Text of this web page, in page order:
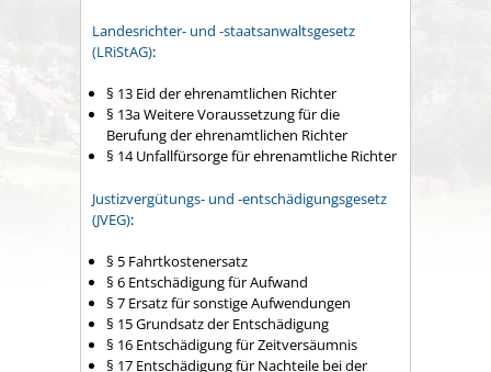
Landesrichter- und -staatsanwaltsgesetz
(LRiStAG):
§ 13 Eid der ehrenamtlichen Richter
§ 13a Weitere Voraussetzung für die
Berufung der ehrenamtlichen Richter
§ 14 Unfallfürsorge für ehrenamtliche Richter
Justizvergütungs- und -entschädigungsgesetz
(JVEG):
§ 5 Fahrtkostenersatz
§ 6 Entschädigung für Aufwand
§ 7 Ersatz für sonstige Aufwendungen
§ 15 Grundsatz der Entschädigung
§ 16 Entschädigung für Zeitversäumnis
§ 17 Entschädigung für Nachteile bei der